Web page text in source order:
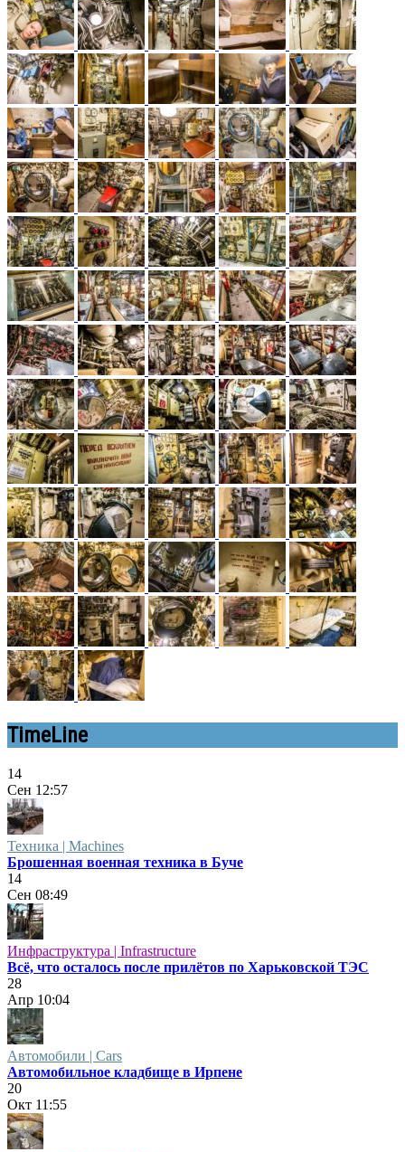
TimeLine
14
Сен 12:57
Техника | Machines
Брошенная военная техника в Буче
14
Сен 08:49
Инфраструктура | Infrastructure
Всё, что осталось после прилётов по Харьковской ТЭС
28
Апр 10:04
Автомобили | Cars
Автомобильное кладбище в Ирпене
20
Окт 11:55